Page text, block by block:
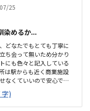
25
染めるか...
どなたでもとても丁寧に
ち会って無いため分かり
にも色々と記入している
は駅からも近く商業施設
なくていいので安心で
教室内は清潔感があり、
他の教室の金額をあまり
事として通わせるのには
)